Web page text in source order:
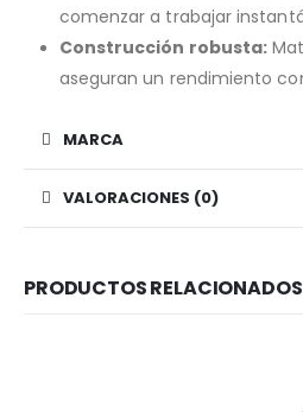
comenzar a trabajar
Construcción robusta:
aseguran un rendimiento
MARCA
VALORACIONES (0)
PRODUCTOS RELACIONADOS